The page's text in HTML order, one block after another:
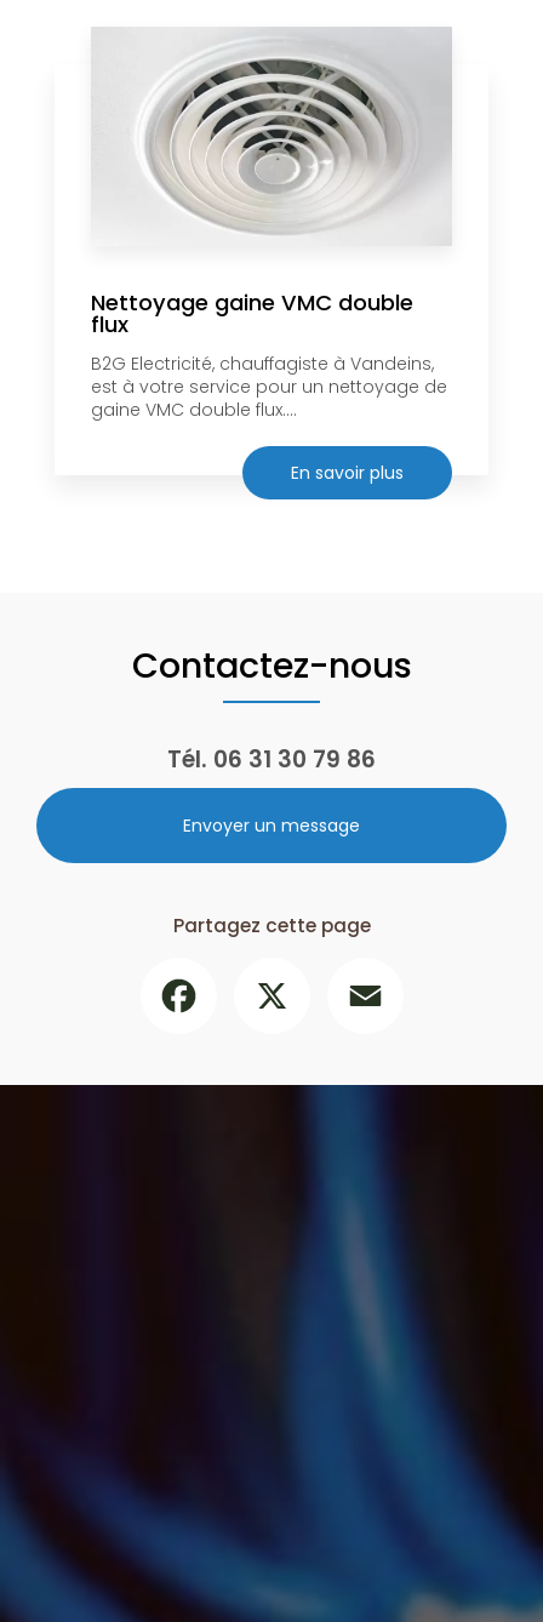
Nettoyage gaine VMC double
flux
B2G Electricité, chauffagiste à Vandeins,
est à votre service pour un nettoyage de
gaine VMC double flux....
En savoir plus
Contactez-nous
Tél. 06 31 30 79 86
Envoyer un message
Partagez cette page